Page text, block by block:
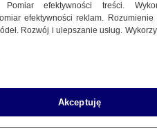
Pomiar efektywności treści.
efektywności reklam.
Rozwój i ulepszanie usług.
Akceptuję